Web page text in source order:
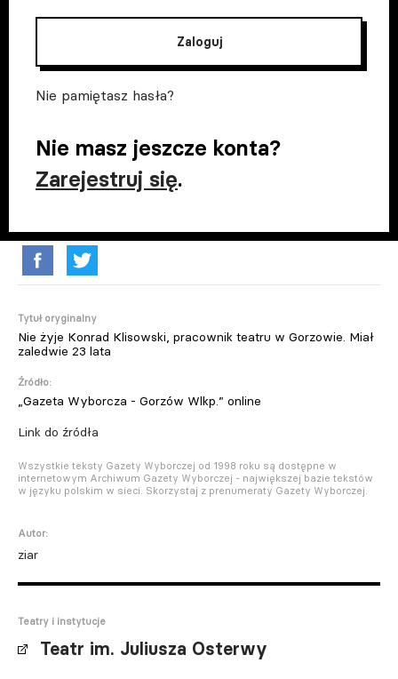
Zaloguj
Nie pamiętasz hasła?
Nie masz jeszcze konta?
Zarejestruj się.
Tytuł oryginalny
Nie żyje Konrad Klisowski, pracownik teatru w Gorzowie. Miał
zaledwie 23 lata
Źródło:
„Gazeta Wyborcza - Gorzów Wlkp.” online
Link do źródła
Wszystkie teksty Gazety Wyborczej od 1998 roku są dostępne w
internetowym Archiwum Gazety Wyborczej - największej bazie tekstów
w języku polskim w sieci. Skorzystaj z prenumeraty Gazety Wyborczej.
Autor:
ziar
Teatry i instytucje
Teatr im. Juliusza Osterwy